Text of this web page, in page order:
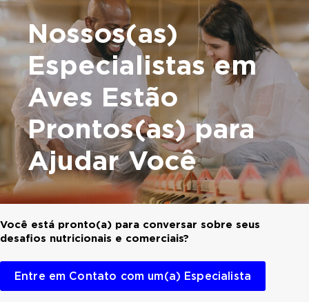
Nossos(as)
Especialistas em
Aves Estão
Prontos(as) para
Ajudar Você
Você está pronto(a) para conversar sobre seus
desafios nutricionais e comerciais?
Entre em Contato com um(a) Especialista